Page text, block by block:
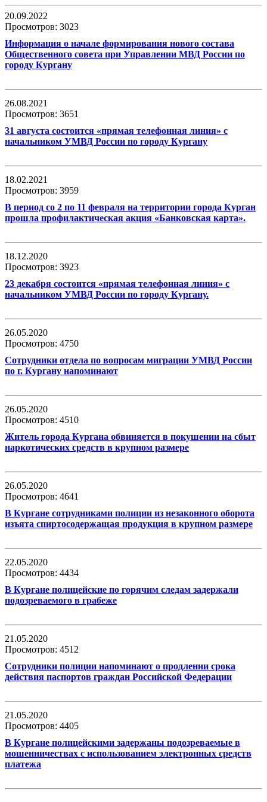
20.09.2022
Просмотров: 3023
Информация о начале формирования нового состава
Общественного совета при Управлении МВД России по
городу Кургану
26.08.2021
Просмотров: 3651
31 августа состоится «прямая телефонная линия» с
начальником УМВД России по городу Кургану
18.02.2021
Просмотров: 3959
В период со 2 по 11 февраля на территории города Курган
прошла профилактическая акция «Банковская карта».
18.12.2020
Просмотров: 3923
23 декабря состоится «прямая телефонная линия» с
начальником УМВД России по городу Кургану.
26.05.2020
Просмотров: 4750
Сотрудники отдела по вопросам миграции УМВД России
по г. Кургану напоминают
26.05.2020
Просмотров: 4510
Житель города Кургана обвиняется в покушении на сбыт
наркотических средств в крупном размере
26.05.2020
Просмотров: 4641
В Кургане сотрудниками полиции из незаконного оборота
изъята спиртосодержащая продукция в крупном размере
22.05.2020
Просмотров: 4434
В Кургане полицейские по горячим следам задержали
подозреваемого в грабеже
21.05.2020
Просмотров: 4512
Сотрудники полиции напоминают о продлении срока
действия паспортов граждан Российской Федерации
21.05.2020
Просмотров: 4405
В Кургане полицейскими задержаны подозреваемые в
мошенничествах с использованием электронных средств
платежа